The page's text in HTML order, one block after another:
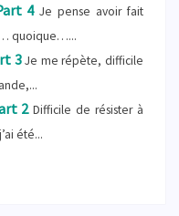
4 Je pense avoir fait
quoique…...
3 Je me répète, difficile
2 Difficile de résister à
été...